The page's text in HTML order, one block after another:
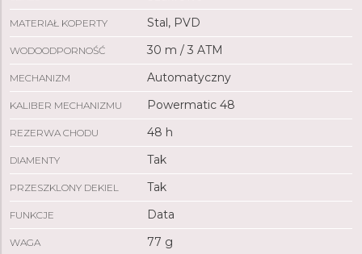
MATERIAŁ KOPERTY Stal, PVD
WODOODPORNOŚĆ 30 m / 3 ATM
MECHANIZM Automatyczny
KALIBER MECHANIZMU Powermatic 48
REZERWA CHODU 48 h
DIAMENTY Tak
PRZESZKLONY DEKIEL Tak
FUNKCJE Data
WAGA 77 g